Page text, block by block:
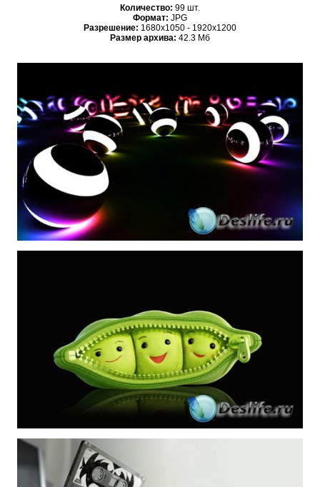
Количество: 99 шт.
Формат: JPG
Разрешение: 1680x1050 - 1920x1200
Размер архива: 42.3 Мб